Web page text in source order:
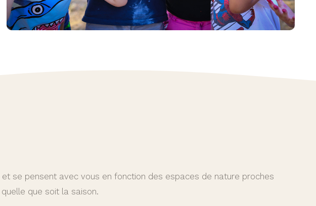
et se pensent avec vous en fonction des espaces de nature proches
que soit la saison.